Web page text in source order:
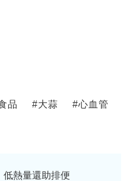
品 #大蒜 #心血管
熱量還助排便